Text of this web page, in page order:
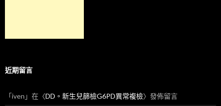
近期留言
「iven 」在〈DD。新生兒篩檢G6PD異常複檢〉發佈留言